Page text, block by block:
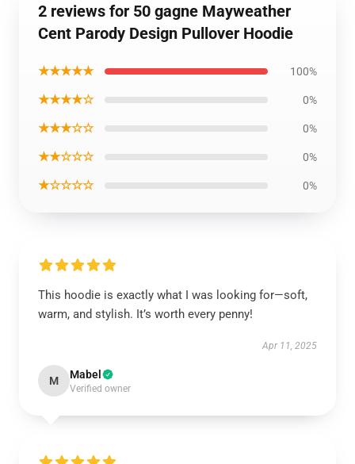
2 reviews for 50 gagne Mayweather
Cent Parody Design Pullover Hoodie
★★★★★ 100%
★★★★☆ 0%
★★★☆☆ 0%
★★☆☆☆ 0%
★☆☆☆☆ 0%
This hoodie is exactly what I was looking for—soft,
warm, and stylish. It’s worth every penny!
Apr 11, 2025
M Mabel
Verified owner